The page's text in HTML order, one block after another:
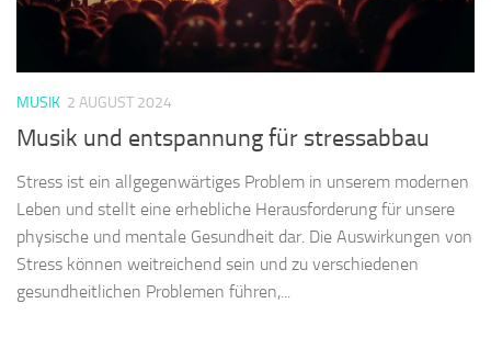
MUSIK 2 AUGUST 2024
Musik und entspannung für stressabbau
Stress ist ein allgegenwärtiges Problem in unserem modernen
Leben und stellt eine erhebliche Herausforderung für unsere
physische und mentale Gesundheit dar. Die Auswirkungen von
Stress können weitreichend sein und zu verschiedenen
gesundheitlichen Problemen führen,...